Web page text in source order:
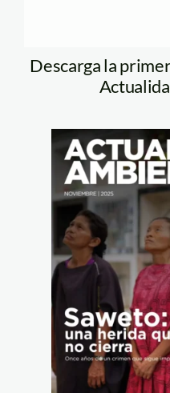
Descarga la